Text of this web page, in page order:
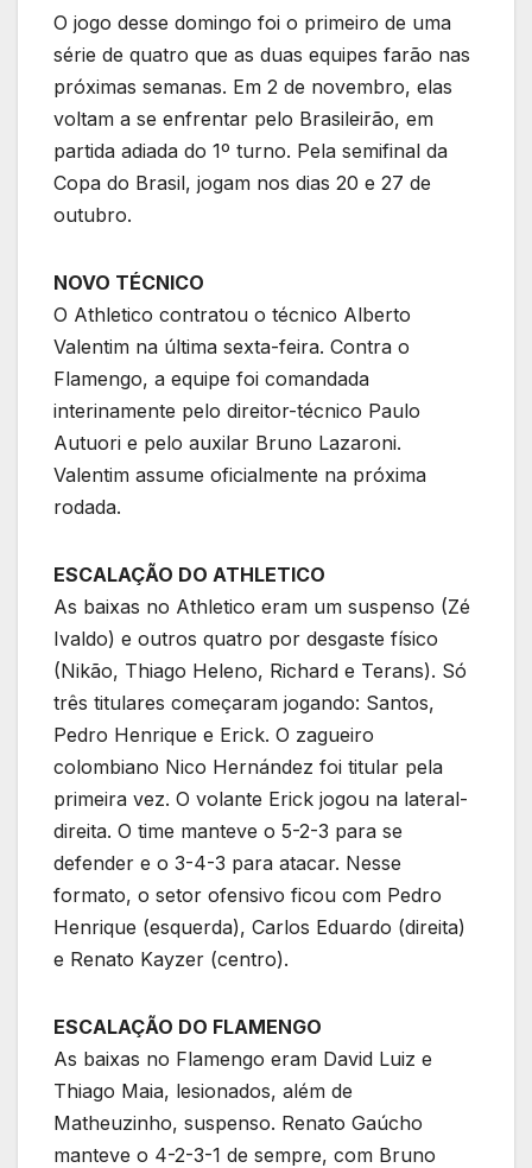
O jogo desse domingo foi o primeiro de uma
série de quatro que as duas equipes farão nas
próximas semanas. Em 2 de novembro, elas
voltam a se enfrentar pelo Brasileirão, em
partida adiada do 1º turno. Pela semifinal da
Copa do Brasil, jogam nos dias 20 e 27 de
outubro.
NOVO TÉCNICO
O Athletico contratou o técnico Alberto
Valentim na última sexta-feira. Contra o
Flamengo, a equipe foi comandada
interinamente pelo direitor-técnico Paulo
Autuori e pelo auxilar Bruno Lazaroni.
Valentim assume oficialmente na próxima
rodada.
ESCALAÇÃO DO ATHLETICO
As baixas no Athletico eram um suspenso (Zé
Ivaldo) e outros quatro por desgaste físico
(Nikão, Thiago Heleno, Richard e Terans). Só
três titulares começaram jogando: Santos,
Pedro Henrique e Erick. O zagueiro
colombiano Nico Hernández foi titular pela
primeira vez. O volante Erick jogou na lateral-
direita. O time manteve o 5-2-3 para se
defender e o 3-4-3 para atacar. Nesse
formato, o setor ofensivo ficou com Pedro
Henrique (esquerda), Carlos Eduardo (direita)
e Renato Kayzer (centro).
ESCALAÇÃO DO FLAMENGO
As baixas no Flamengo eram David Luiz e
Thiago Maia, lesionados, além de
Matheuzinho, suspenso. Renato Gaúcho
manteve o 4-2-3-1 de sempre, com Bruno